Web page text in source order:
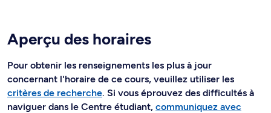
Aperçu des horaires
Pour obtenir les renseignements les plus à jour
concernant l'horaire de ce cours, veuillez utiliser les
critères de recherche. Si vous éprouvez des difficultés à
naviguer dans le Centre étudiant, communiquez avec